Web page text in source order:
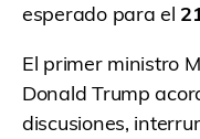
esperado para el
El primer ministro
Donald Trump
discusiones,